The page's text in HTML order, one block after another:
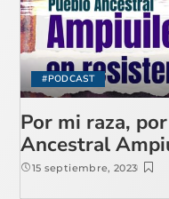
#PODCAST
Por mi raza,
Ancestral
15 septiembre, 2023